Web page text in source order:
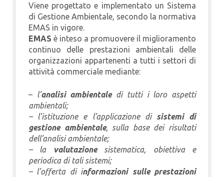
Viene progettato e implementato un Sistema
di Gestione Ambientale, secondo la normativa
EMAS in vigore.
EMAS è inteso a promuovere il miglioramento
continuo delle prestazioni ambientali delle
organizzazioni appartenenti a tutti i settori di
attività commerciale mediante:
– l’analisi ambientaledi tutti i loro aspetti
ambientali;
– l’istituzione e l’applicazione di sistemi di
gestione ambientale, sulla base dei risultati
dell’analisi ambientale;
– lavalutazionesistematica, obiettiva e
periodica di tali sistemi;
– l’offerta di informazioni sulle prestazioni